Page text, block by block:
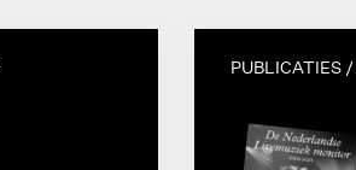
PUBLICATIES /